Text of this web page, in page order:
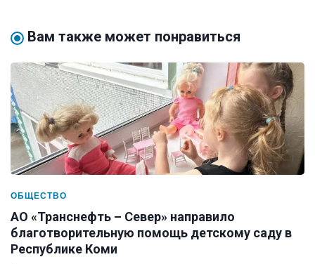
Вам также может понравиться
ОБЩЕСТВО
АО «Транснефть – Север» направило
благотворительную помощь детскому саду в
Республике Коми